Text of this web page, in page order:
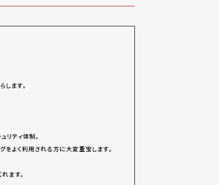
ます。
リティ体制。
よく利用される方に大変重宝します。
ます。